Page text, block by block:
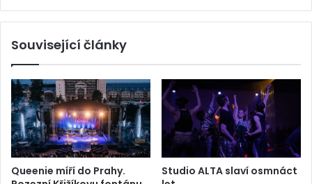
Související články
Queenie míří do Prahy.
Studio ALTA slaví osmnáct